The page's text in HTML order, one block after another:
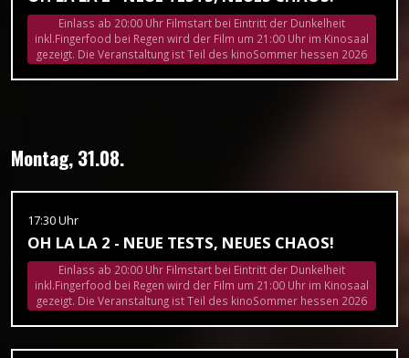
Einlass ab 20:00 Uhr Filmstart bei Eintritt der Dunkelheit
inkl.Fingerfood bei Regen wird der Film um 21:00 Uhr im Kinosaal
gezeigt. Die Veranstaltung ist Teil des kinoSommer hessen 2026
Montag, 31.08.
17:30 Uhr
OH LA LA 2 - NEUE TESTS, NEUES CHAOS!
Einlass ab 20:00 Uhr Filmstart bei Eintritt der Dunkelheit
inkl.Fingerfood bei Regen wird der Film um 21:00 Uhr im Kinosaal
gezeigt. Die Veranstaltung ist Teil des kinoSommer hessen 2026